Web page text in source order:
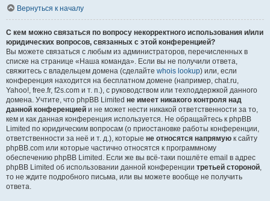
Вернуться к началу
С кем можно связаться по вопросу некорректного использования и/или
юридических вопросов, связанных с этой конференцией?
Вы можете связаться с любым из администраторов, перечисленных в
списке на странице «Наша команда». Если вы не получили ответа,
свяжитесь с владельцем домена (сделайте whois lookup) или, если
конференция находится на бесплатном домене (например, chat.ru,
Yahoo!, free.fr, f2s.com и т. п.), с руководством или техподдержкой данного
домена. Учтите, что phpBB Limited не имеет никакого контроля над
данной конференцией и не может нести никакой ответственности за то,
кем и как данная конференция используется. Не обращайтесь к phpBB
Limited по юридическим вопросам (о приостановке работы конференции,
ответственности за неё и т. д.), которые не относятся напрямую к сайту
phpBB.com или которые частично относятся к программному
обеспечению phpBB Limited. Если же вы всё-таки пошлёте email в адрес
phpBB Limited об использовании данной конференции третьей стороной,
то не ждите подробного письма, или вы можете вообще не получить
ответа.